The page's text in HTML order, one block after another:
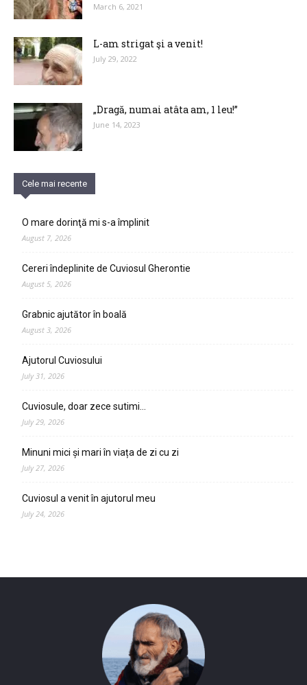
March 6, 2021
L-am strigat şi a venit!
July 29, 2022
„Dragă, numai atâta am, 1 leu!”
June 14, 2023
Cele mai recente
O mare dorinţă mi s-a împlinit
August 7, 2026
Cereri îndeplinite de Cuviosul Gherontie
August 5, 2026
Grabnic ajutător în boală
August 3, 2026
Ajutorul Cuviosului
July 31, 2026
Cuviosule, doar zece sutimi…
July 29, 2026
Minuni mici și mari în viața de zi cu zi
July 27, 2026
Cuviosul a venit în ajutorul meu
July 24, 2026